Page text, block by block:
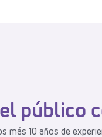
público
más 10 años de